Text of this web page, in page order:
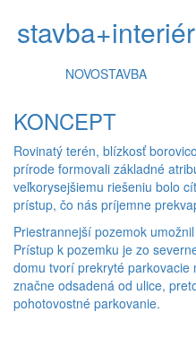
stavba+interiér
NOVOSTAVBA
KONCEPT
Rovinatý terén, blízkosť
prírode formovali základné
veľkorysejšiemu riešeniu bolo
prístup, čo nás príjemne
Priestrannejší pozemok
Prístup k pozemku je zo
domu tvorí prekryté
značne odsadená od ulice,
pohotovostné parkovanie.